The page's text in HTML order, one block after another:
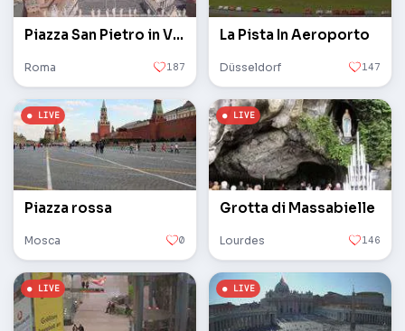
Piazza San Pietro in Vaticano
Roma 187
La Pista In Aeroporto
Düsseldorf 147
Piazza rossa
Mosca 0
Grotta di Massabielle
Lourdes 146